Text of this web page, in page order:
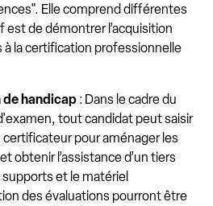
Elle comprend différentes
de démontrer l’acquisition
la certification professionnelle
handicap : Dans le cadre du
tout candidat peut saisir
certificateur pour aménager les
obtenir l’assistance d’un tiers
supports et le matériel
des évaluations pourront être